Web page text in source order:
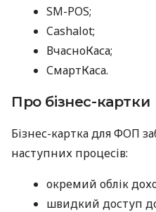
SM-POS;
Cashalot;
ВчасноКаса;
СмартКаса.
Про бізнес-картки
Бізнес-картка для ФОП
наступних процесів:
окремий облік
швидкий доступ